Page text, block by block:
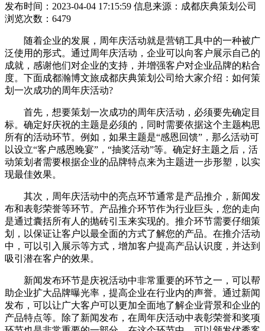
发布时间：2023-04-04 17:15:59 信息来源：成都庆典策划公司
浏览次数：6479
随着企业的发展，周年庆活动就是营销工具中的一种被广
泛使用的形式。通过周年庆活动，企业可以向客户展示自己的
成就，感谢他们对企业的支持，并增强客户对企业品牌的粘合
度。下面成都瀚博文旅成都庆典策划公司给大家介绍：如何策
划一次成功的周年庆活动?
首先，想要策划一次成功的周年庆活动，必须要先确定目
标。确定好庆祝的主题是必须的，同时需要依据这个主题构思
所有的活动环节。例如，如果主题是“感恩回馈”，那么活动可
以设立“客户感恩晚宴”，“抽奖活动”等。确定好主题之后，活
动策划者需要根据企业的品牌特点来为主题进一步形塑，以实
现最佳效果。
其次，周年庆活动中的亮点环节通常是产品推介，新闻发
布和表彰荣誉等环节。产品推介环节作为行业巨头，您的走向
是通过囊括所有人的抛砖引玉来实现的。推介环节需要仔细策
划，以保证让客户以最全面的方式了解您的产品。在推介活动
中，可以引入展示等方式，增加客户提高产品认识度，并达到
吸引潜在客户的效果。
新闻发布环节是庆祝活动中非常重要的环节之一，可以帮
助企业扩大品牌曝光率，提高企业在行业内的声誉。通过新闻
发布，可以让广大客户可以更加全面地了解企业背景和企业的
产品特点等。除了新闻发布，在周年庆活动中表彰荣誉和奖项